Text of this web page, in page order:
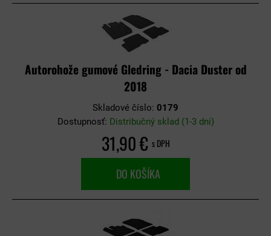
Autorohože gumové Gledring - Dacia Duster od
2018
Skladové číslo: 0179
Dostupnosť: Distribučný sklad (1-3 dni)
31,90 € s DPH
DO KOŠÍKA